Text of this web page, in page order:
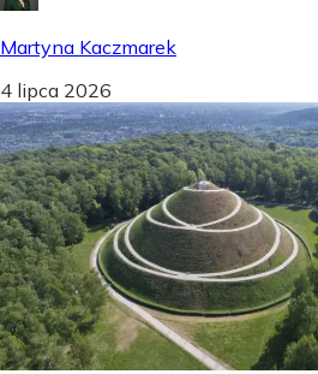
Martyna Kaczmarek
4 lipca 2026